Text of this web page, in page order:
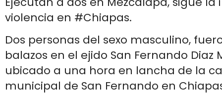
violencia en #Chiapas.
Dos personas del sexo masculino,
balazos en el ejido San Fernando Diaz
ubicado a una hora en lancha de la
municipal de San Fernando en